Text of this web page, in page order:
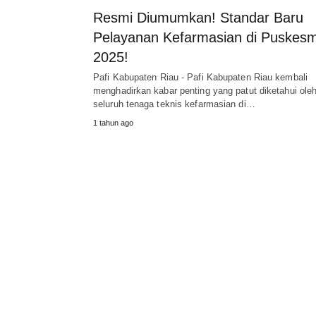
Resmi Diumumkan! Standar Baru
Pelayanan Kefarmasian di
2025!
Pafi Kabupaten Riau - Pafi Kabupaten Riau kembali
menghadirkan kabar penting yang patut diketahui oleh
seluruh tenaga teknis kefarmasian di…
1 tahun ago